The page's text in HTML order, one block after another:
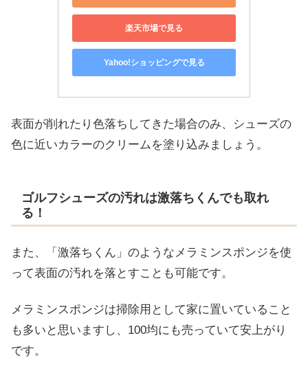
楽天市場で見る
Yahoo!ショッピングで見る
表面が削れたり色落ちしてきた場合のみ、シューズの
色に近いカラーのクリームを塗り込みましょう。
ゴルフシューズの汚れは激落ちくんでも取れ
る！
また、「激落ちくん」のようなメラミンスポンジを使
って表面の汚れを落とすことも可能です。
メラミンスポンジは掃除用として家に置いていること
も多いと思いますし、100均にも売っていて安上がり
です。